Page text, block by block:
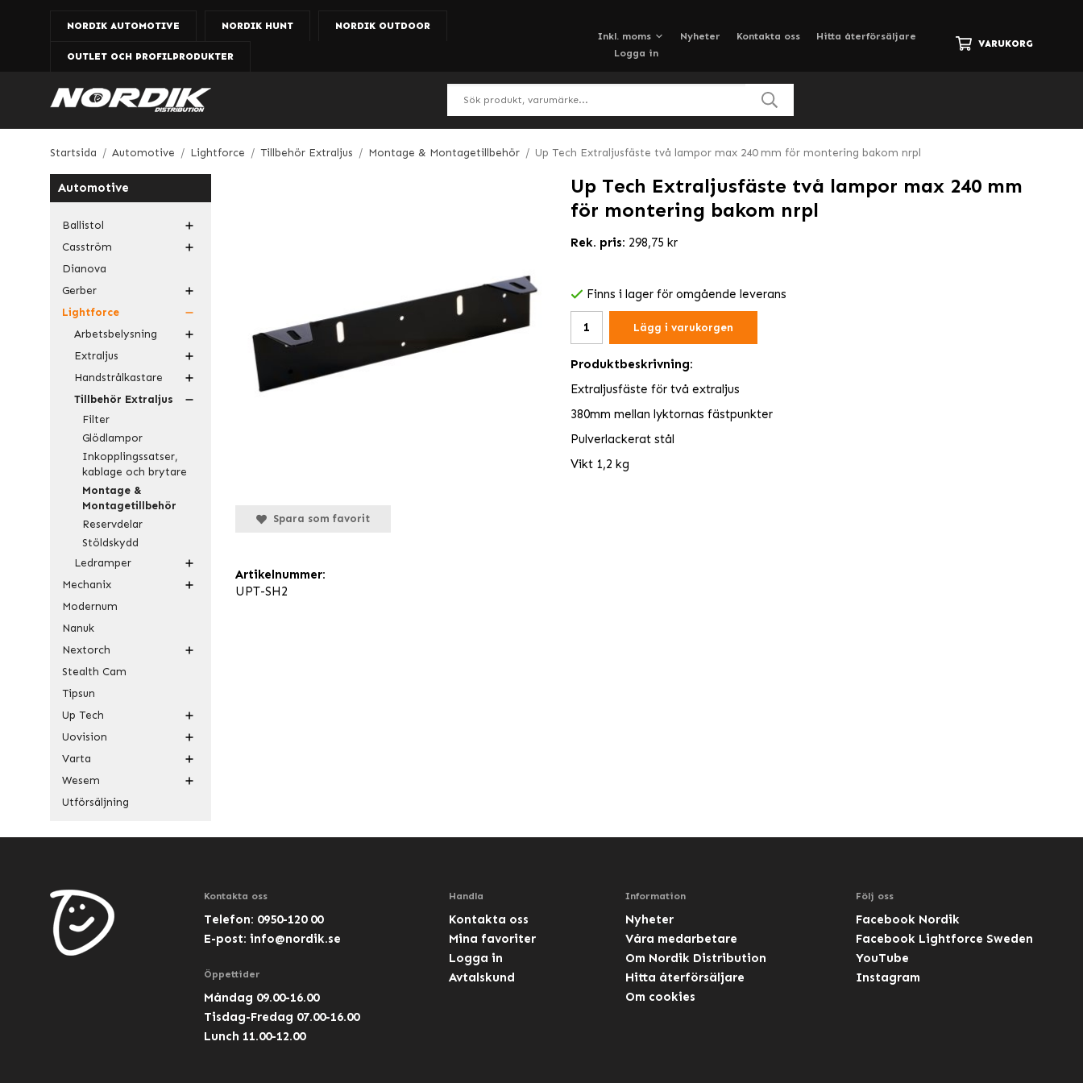
NORDIK AUTOMOTIVE NORDIK HUNT NORDIK OUTDOOR
OUTLET OCH PROFILPRODUKTER
Nyheter Kontakta oss
Hitta återförsäljare
Logga in
VARUKORG
Startsida / Automotive / Lightforce / Tillbehör Extraljus / Montage & Montagetillbehör / Up Tech Extraljusfäste två lampor max 240 mm för montering bakom nrpl
Automotive
Ballistol
Casström
Dianova
Gerber
Lightforce
Arbetsbelysning
Extraljus
Handstrålkastare
Tillbehör Extraljus
Filter
Glödlampor
Inkopplingssatser,
kablage och brytare
Montage &
Montagetillbehör
Reservdelar
Stöldskydd
Ledramper
Mechanix
Modernum
Nanuk
Nextorch
Stealth Cam
Tipsun
Up Tech
Uovision
Varta
Wesem
Utförsäljning
Up Tech Extraljusfäste två lampor max 240 mm
för montering bakom nrpl
Rek. pris: 298,75 kr
Finns i lager för omgående leverans
Lägg i varukorgen
Produktbeskrivning:
Extraljusfäste för två extraljus
380mm mellan lyktornas fästpunkter
Pulverlackerat stål
Vikt 1,2 kg
Spara som favorit
Artikelnummer:
UPT-SH2
Kontakta oss
Telefon: 0950-120 00
E-post: info@nordik.se
Öppettider
Måndag 09.00-16.00
Tisdag-Fredag 07.00-16.00
Lunch 11.00-12.00
Handla
Kontakta oss
Mina favoriter
Logga in
Avtalskund
Information
Nyheter
Våra medarbetare
Om Nordik Distribution
Hitta återförsäljare
Om cookies
Följ oss
Facebook Nordik
Facebook Lightforce Sweden
YouTube
Instagram